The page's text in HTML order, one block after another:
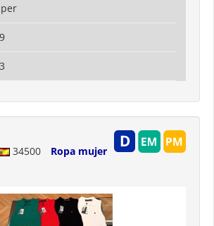
34500
Ropa mujer